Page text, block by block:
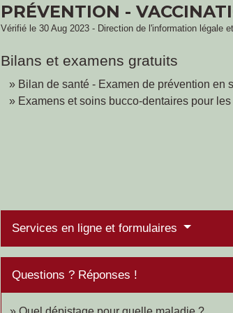
PRÉVENTION -
Vérifié le 30 Aug 2023 - Direction de l'information légale
Bilans et examens gratuits
Bilan de santé - Examen de prévention en
Examens et soins bucco-dentaires pour
Services en ligne et formulaires
Questions ? Réponses !